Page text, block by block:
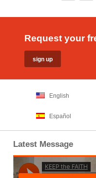
Request your
English
Español
Latest Message